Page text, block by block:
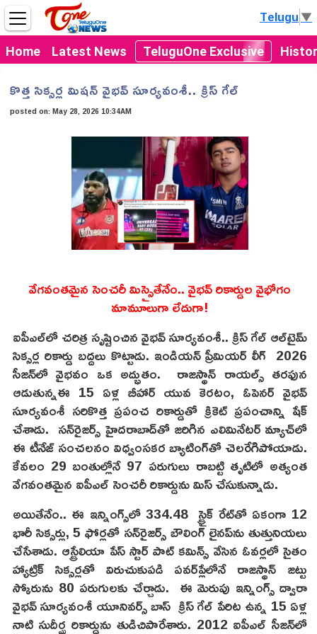
Home Latest News TeluguOne Exclusive
Telugu▼
కొత్త సిక్సర్ల మిషన్ వైభవ్ సూర్యవంశీ.. క్రిస్ గేల్
posted on:May 28, 2026 10:34AM
వేగవంతమైన సెంచరీ మిస్సైతేనేం.. వైభవ్ రికార్డుల వైభోగం
మామూలుగా లేదుగా!
ఐపీఎల్‌లో చరిత్ర సృష్టించిన వైభవ్ సూర్యవంశీ.. క్రిస్ గేల్ ఆల్‌టైమ్
సిక్సర్ల రికార్డు బద్దలు కొట్టాడు. ఇండియన్ ప్రీమియర్ లీగ్ 2026
సీజన్‌లో వైభవం ఒక అద్భుతం. రాజస్థాన్ రాయల్స్ తరఫున
ఆడుతున్నఈ 15 ఏళ్ల బీహార్ యువ కెరటం, ఓపెనర్ వైభవ్
సూర్యవంశీ సరికొత్త ప్రపంచ రికార్డుతో క్రికెట్ ప్రపంచాన్ని షేక్
చేశాడు. సన్‌రైజర్స్ హైదరాబాద్‌తో జరిగిన ఎలిమినేటర్ మ్యాచ్‌లో
ఈ టీనేజ్ సంచలనం విధ్వంసకర బ్యాటింగ్‌తో చెలరేగిపోయాడు.
కేవలం 29 బంతుల్లోనే 97 పరుగులు రాబట్టి తృటిలో అత్యంత
వేగవంతమైన ఐపీఎల్ సెంచరీ రికార్డును మిస్ చేసుకున్నాడు.
అయితేనేం.. ఈ ఇన్నింగ్స్‌లో 334.48 స్ట్రైక్ రేట్‌తో ఏకంగా 12
భారీ సిక్సర్లు, 5 ఫోర్లతో సన్‌రైజర్స్ బౌలింగ్ లైనప్‌ను తుత్తునియలు
చేసేశాడు. ఆస్ట్రేలియా పేస్ స్టార్ పాట్ కమిన్స్ వేసిన ఓవర్లలో సైతం
హ్యాట్రిక్ సిక్సర్లతో విరుచుకుపడి పవర్‌ప్లేలోనే రాజస్థాన్ జట్టు
స్కోరును 80 పరుగులకు చేర్చాడు. ఈ మెరుపు ఇన్నింగ్స్ ద్వారా
వైభవ్ సూర్యవంశీ యూనివర్స్ బాస్ క్రిస్ గేల్ పేరిట ఉన్న 15 ఏళ్ల
నాటి సుదీర్ఘ రికార్డును తుడిచిపారేశారు. 2012 ఐపీఎల్ సీజన్‌లో